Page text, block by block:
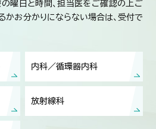
曜日と時間、担当医をご確認の上ご
かお分かりにならない場合は、受付で
内科／循環器内科
放射線科